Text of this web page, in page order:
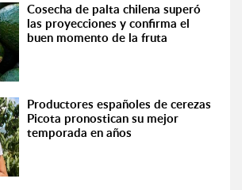
Cosecha de palta chilena superó
las proyecciones y confirma el
buen momento de la fruta
Productores españoles de cerezas
Picota pronostican su mejor
temporada en años